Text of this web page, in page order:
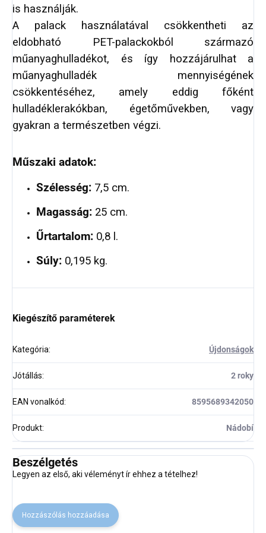
is használják.
A palack használatával csökkentheti az
eldobható PET-palackokból származó
műanyaghulladékot, és így hozzájárulhat a
műanyaghulladék mennyiségének
csökkentéséhez, amely eddig főként
hulladéklerakókban, égetőművekben, vagy
gyakran a természetben végzi.
Műszaki adatok:
Szélesség: 7,5 cm.
Magasság: 25 cm.
Űrtartalom: 0,8 l.
Súly: 0,195 kg.
Kiegészítő paraméterek
Kategória: Újdonságok
Jótállás: 2 roky
EAN vonalkód: 8595689342050
Produkt: Nádobí
Beszélgetés
Legyen az első, aki véleményt ír ehhez a tételhez!
Hozzászólás hozzáadása